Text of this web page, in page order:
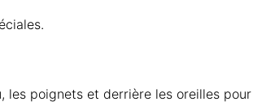
poignets et derrière les oreilles